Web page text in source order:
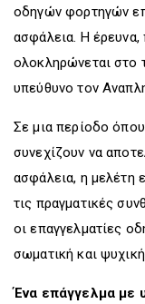
οδηγών φορτηγών
ασφάλεια. Η έρευνα,
ολοκληρώνεται στο
υπεύθυνο τον
Σε μια περίοδο
συνεχίζουν να
ασφάλεια, η μελέτη
τις πραγματικές
οι επαγγελματίες
σωματική και ψυχική
Ένα επάγγελμα με